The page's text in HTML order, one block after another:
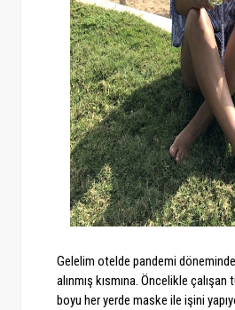
Gelelim otelde pandemi
alınmış kısmına. Öncelikle
boyu her yerde maske ile işini